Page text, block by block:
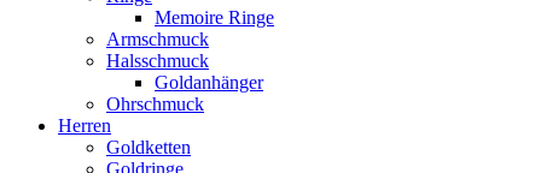
Memoire Ringe
Armschmuck
Halsschmuck
Goldanhänger
Ohrschmuck
Herren
Goldketten
Goldringe